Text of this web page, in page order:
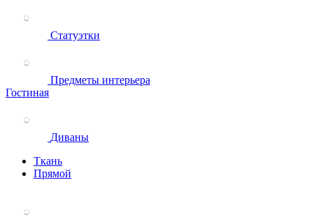
Статуэтки
Предметы интерьера
Гостиная
Диваны
Ткань
Прямой